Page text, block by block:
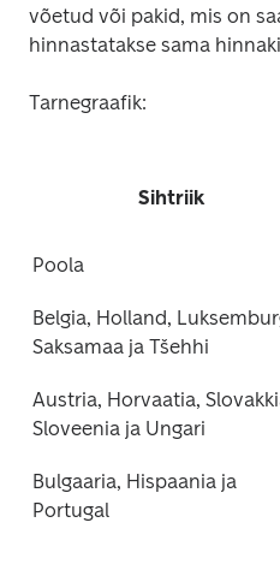
võetud või pakid, mis on
hinnastatakse sama
Tarnegraafik:
Sihtriik
Poola
Belgia, Holland,
Saksamaa ja Tšehhi
Austria, Horvaatia,
Sloveenia ja Ungari
Bulgaaria, Hispaania ja
Portugal